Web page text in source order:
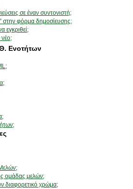
σε έναν συντονιστή;
στην φόρμα δημοσίευσης;
εγκριθεί;
Ενοτήτων
ομάδας μελών;
διαφορετικό χρώμα;